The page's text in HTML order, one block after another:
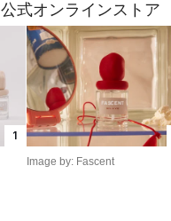
式オンラインストア
1
Image by: Fascent